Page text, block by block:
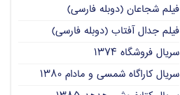
فیلم شجاعان (دوبله فارسی)
فیلم جدال آفتاب (دوبله فارسی)
سریال فروشگاه ۱۳۷۴
سریال کاراگاه شمسی و مادام ۱۳۸۰